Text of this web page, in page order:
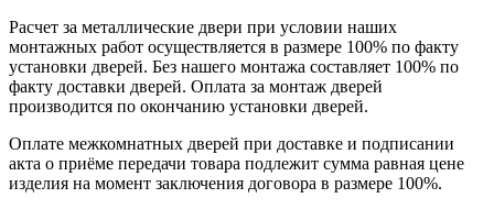
Расчет за металлические двери при условии наших
монтажных работ осуществляется в размере 100% по факту
установки дверей. Без нашего монтажа составляет 100% по
факту доставки дверей. Оплата за монтаж дверей
производится по окончанию установки дверей.
Оплате межкомнатных дверей при доставке и подписании
акта о приёме передачи товара подлежит сумма равная цене
изделия на момент заключения договора в размере 100%.